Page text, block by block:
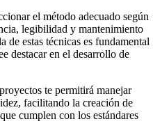
el método adecuado según
legibilidad y mantenimiento
estas técnicas es fundamental
destacar en el desarrollo de
te permitirá manejar
facilitando la creación de
cumplen con los estándares